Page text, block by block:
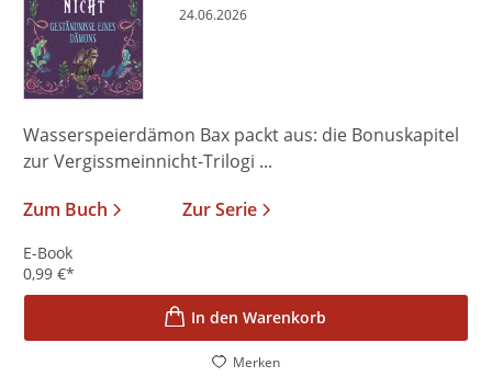
24.06.2026
Wasserspeierdämon Bax packt aus: die Bonuskapitel
zur Vergissmeinnicht-Trilogi ...
Zum Buch
Zur Serie
E-Book
0,99 €*
In den Warenkorb
Merken